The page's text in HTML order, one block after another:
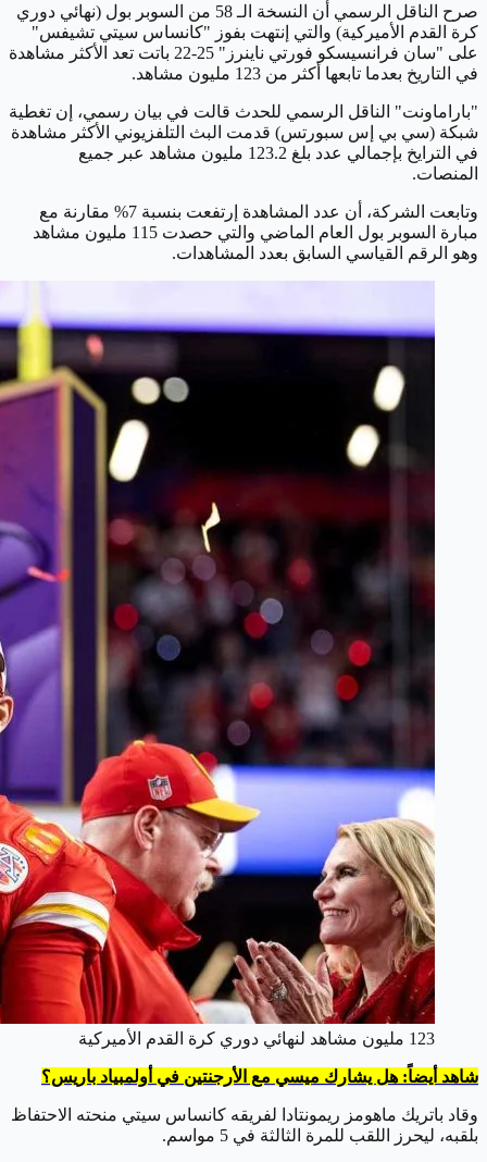
صرح الناقل الرسمي أن النسخة الـ 58 من السوبر بول (نهائي دوري
كرة القدم الأميركية) والتي إنتهت بفوز "كانساس سيتي تشيفس"
على "سان فرانسيسكو فورتي ناينرز" 25-22 باتت تعد الأكثر مشاهدة
في التاريخ بعدما تابعها أكثر من 123 مليون مشاهد.
"باراماونت" الناقل الرسمي للحدث قالت في بيان رسمي، إن تغطية
شبكة (سي بي إس سبورتس) قدمت البث التلفزيوني الأكثر مشاهدة
في الترايخ بإجمالي عدد بلغ 123.2 مليون مشاهد عبر جميع
المنصات.
وتابعت الشركة، أن عدد المشاهدة إرتفعت بنسبة 7% مقارنة مع
مبارة السوبر بول العام الماضي والتي حصدت 115 مليون مشاهد
وهو الرقم القياسي السابق بعدد المشاهدات.
123 مليون مشاهد لنهائي دوري كرة القدم الأميركية
شاهد أيضاً: هل يشارك ميسي مع الأرجنتين في أولمبياد باريس؟
وقاد باتريك ماهومز ريمونتادا لفريقه كانساس سيتي منحته الاحتفاظ
بلقبه، ليحرز اللقب للمرة الثالثة في 5 مواسم.